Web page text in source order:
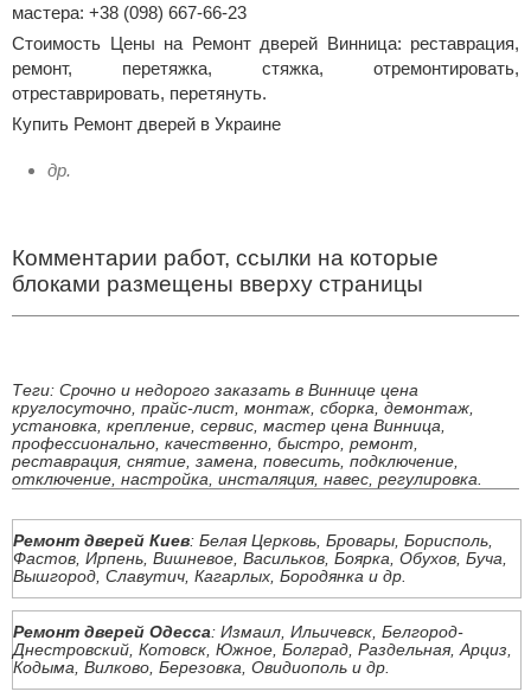
мастера: +38 (098) 667-66-23
Стоимость Цены на Ремонт дверей Винница: реставрация,
ремонт, перетяжка, стяжка, отремонтировать,
отреставрировать, перетянуть.
Купить Ремонт дверей в Украине
др.
Комментарии работ, ссылки на которые
блоками размещены вверху страницы
Теги: Срочно и недорого заказать в Виннице цена
круглосуточно, прайс-лист, монтаж, сборка, демонтаж,
установка, крепление, сервис, мастер цена Винница,
профессионально, качественно, быстро, ремонт,
реставрация, снятие, замена, повесить, подключение,
отключение, настройка, инсталяция, навес, регулировка.
Ремонт дверей Киев: Белая Церковь, Бровары, Борисполь,
Фастов, Ирпень, Вишневое, Васильков, Боярка, Обухов, Буча,
Вышгород, Славутич, Кагарлых, Бородянка и др.
Ремонт дверей Одесса: Измаил, Ильичевск, Белгород-
Днестровский, Котовск, Южное, Болград, Раздельная, Арциз,
Кодыма, Вилково, Березовка, Овидиополь и др.